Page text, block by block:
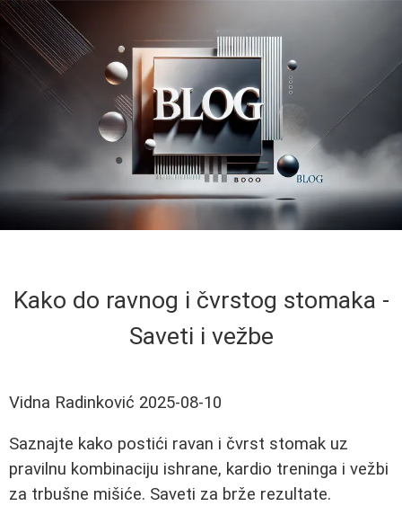
Kako do ravnog i čvrstog stomaka -
Saveti i vežbe
Vidna Radinković 2025-08-10
Saznajte kako postići ravan i čvrst stomak uz
pravilnu kombinaciju ishrane, kardio treninga i vežbi
za trbušne mišiće. Saveti za brže rezultate.